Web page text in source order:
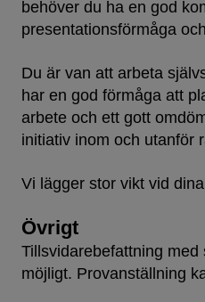
behöver du ha en god
presentationsförmåga
Du är van att arbeta
har en god förmåga att
arbete och ett gott
initiativ inom och utanför
Vi lägger stor vikt vid
Övrigt
Tillsvidarebefattning med
möjligt. Provanställning